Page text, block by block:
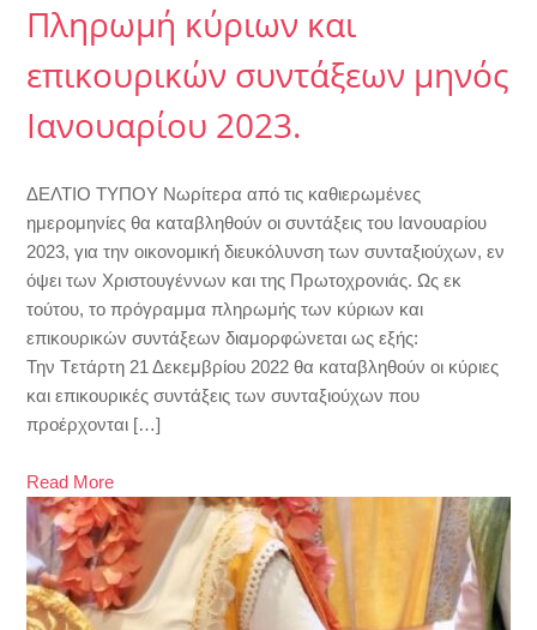
Πληρωμή κύριων και
επικουρικών συντάξεων μηνός
Ιανουαρίου 2023.
ΔΕΛΤΙΟ ΤΥΠΟΥ Νωρίτερα από τις καθιερωμένες
ημερομηνίες θα καταβληθούν οι συντάξεις του Ιανουαρίου
2023, για την οικονομική διευκόλυνση των συνταξιούχων, εν
όψει των Χριστουγέννων και της Πρωτοχρονιάς. Ως εκ
τούτου, το πρόγραμμα πληρωμής των κύριων και
επικουρικών συντάξεων διαμορφώνεται ως εξής:
Την Tετάρτη 21 Δεκεμβρίου 2022 θα καταβληθούν οι κύριες
και επικουρικές συντάξεις των συνταξιούχων που
προέρχονται […]
Read More